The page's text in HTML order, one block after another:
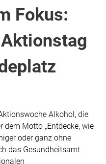
Fokus:
Alkohol, die
Motto „Entdecke, wie
oder ganz ohne
das Gesundheitsamt